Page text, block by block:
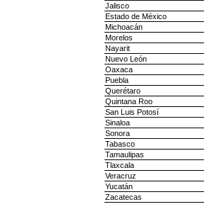
Jalisco
Estado de México
Michoacán
Morelos
Nayarit
Nuevo León
Oaxaca
Puebla
Querétaro
Quintana Roo
San Luis Potosí
Sinaloa
Sonora
Tabasco
Tamaulipas
Tlaxcala
Veracruz
Yucatán
Zacatecas